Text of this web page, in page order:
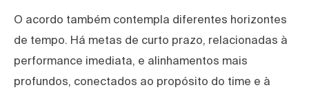
O acordo também contempla diferentes horizontes
de tempo. Há metas de curto prazo, relacionadas à
performance imediata, e alinhamentos mais
profundos, conectados ao propósito do time e à